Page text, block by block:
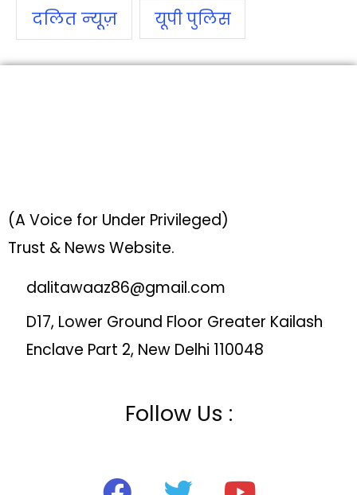
दलित न्‍यूज़ यूपी पुलिस
(A Voice for Under Privileged)
Trust & News Website.
dalitawaaz86@gmail.com
D17, Lower Ground Floor Greater Kailash
Enclave Part 2, New Delhi 110048
Follow Us :